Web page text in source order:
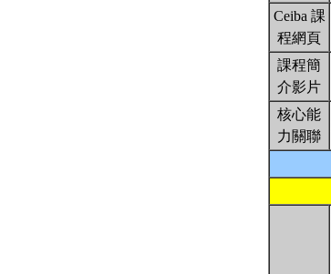
Ceiba 課
程網頁
課程簡
介影片
核心能
力關聯